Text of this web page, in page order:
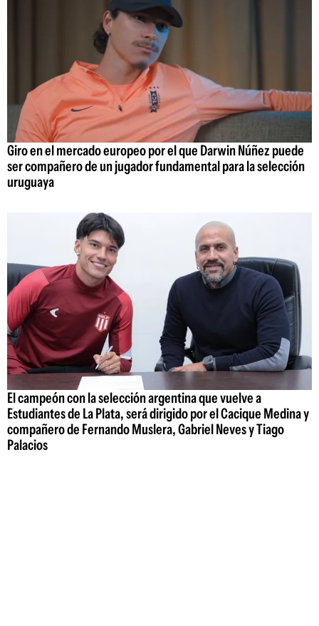
Giro en el mercado europeo por el que Darwin Núñez puede
ser compañero de un jugador fundamental para la selección
uruguaya
El campeón con la selección argentina que vuelve a
Estudiantes de La Plata, será dirigido por el Cacique Medina y
compañero de Fernando Muslera, Gabriel Neves y Tiago
Palacios